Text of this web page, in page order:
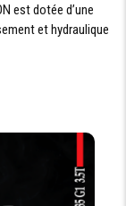
2X2
6.50-10-10PR
est dotée d’une
et hydraulique